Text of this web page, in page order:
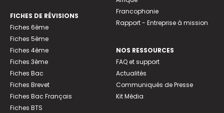
FICHES DE RÉVISIONS
Fiches 6ème
Fiches 5ème
Fiches 4ème
Fiches 3ème
Fiches Bac
Fiches Brevet
Fiches Bac Français
Fiches BTS
Francophonie
Rapport - Entreprise à mission
NOS RESSOURCES
FAQ et support
Actualités
Communiqués de Presse
Kit Média